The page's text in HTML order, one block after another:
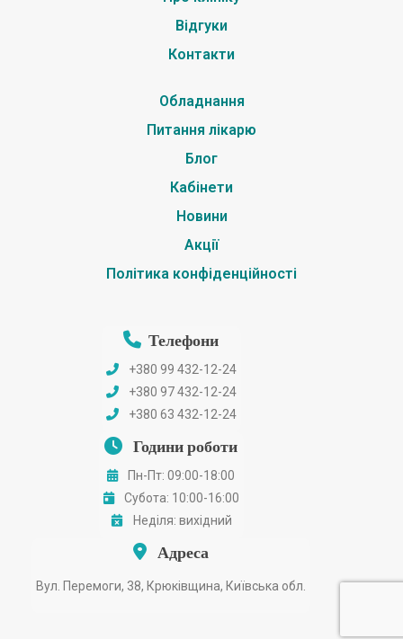
Відгуки
Контакти
Обладнання
Питання лікарю
Блог
Кабінети
Новини
Акції
Політика конфіденційності
Телефони
+380 99 432-12-24
+380 97 432-12-24
+380 63 432-12-24
Години роботи
Пн-Пт: 09:00-18:00
Субота: 10:00-16:00
Неділя: вихідний
Адреса
Вул. Перемоги, 38, Крюківщина, Київська обл.